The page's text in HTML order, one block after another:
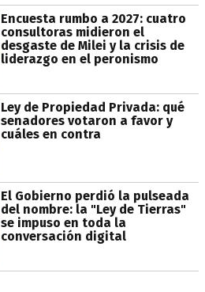
Encuesta rumbo a 2027: cuatro
consultoras midieron el
desgaste de Milei y la crisis de
liderazgo en el peronismo
Ley de Propiedad Privada: qué
senadores votaron a favor y
cuáles en contra
El Gobierno perdió la pulseada
del nombre: la "Ley de Tierras"
se impuso en toda la
conversación digital